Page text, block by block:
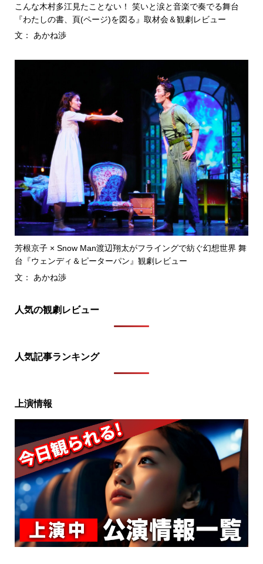
こんな木村多江見たことない！ 笑いと涙と音楽で奏でる舞台
『わたしの書、頁(ページ)を図る』取材会＆観劇レビュー
文： あかね渉
芳根京子 × Snow Man渡辺翔太がフライングで紡ぐ幻想世界 舞
台『ウェンディ＆ピーターパン』観劇レビュー
文： あかね渉
人気の観劇レビュー
人気記事ランキング
上演情報